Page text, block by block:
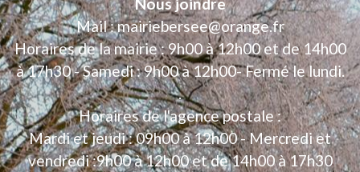
Mail : mairiebersee@orange.fr
Horaires de la mairie : 9h00 à 12h00 et de 14h00
à 17h30 - Samedi : 9h00 à 12h00- Fermé le lundi.
.
Horaires de l'agence postale :
Mardi et jeudi : 09h00 à 12h00 - Mercredi et
vendredi :9h00 à 12h00 et de 14h00 à 17h30